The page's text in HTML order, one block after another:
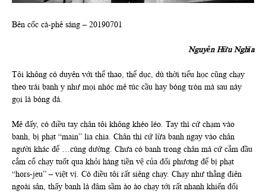
Bên cốc cà-phê sáng – 20190701
Nguyễn Hữu Nghĩa
Tôi không có duyên với thể thao, thể dục, dù thời tiểu học cũng chạy
theo trái banh y như mọi nhóc mê túc cầu hay bóng tròn mà sau này
gọi là bóng đá.
Mê đấy, có điều tay chân tôi không khéo léo. Tay thì cứ chạm vào
banh, bị phạt “main” lia chia. Chân thì cứ lừa banh ngay vào chân
người khác để …cúng dường. Chưa có banh trong chân mà cứ cắm đầu
cắm cổ chạy tuốt qua khỏi hàng tiền vệ của đối phương để bị phạt
“hors-jeu” – việt vị. Có điều tôi rất siêng chạy. Chạy như thằng điên
ngoài sân, thấy banh là đâm sầm ào ào chạy tới rất nhanh khiến đối